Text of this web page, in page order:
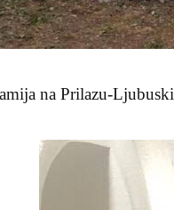
na Prilazu-Ljubuski